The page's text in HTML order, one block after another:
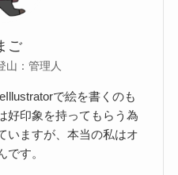
ご
山：管理人
で絵を書くのも
好印象を持ってもらう為
いますが、本当の私はオ
す。